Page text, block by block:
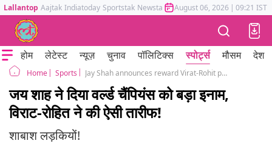
Lallantop Aajtak Indiatoday Sportstak Newstak Mumbai Tak Astrotak
August 06, 2026 | 09:21 IST
होम लेटेस्ट न्यूज़ चुनाव पॉलिटिक्स स्पोर्ट्स मौसम देश
Home Sports Jay Shah announces reward Virat-Rohit praises U19 Women's cricket team for winning the World Cup
जय शाह ने दिया वर्ल्ड चैंपियंस को बड़ा इनाम,
विराट-रोहित ने की ऐसी तारीफ!
शाबाश लड़कियों!